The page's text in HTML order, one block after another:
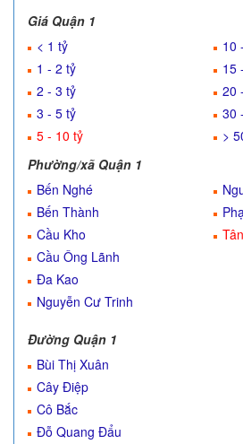
Giá Quận 1
< 1 tỷ
1 - 2 tỷ
2 - 3 tỷ
3 - 5 tỷ
5 - 10 tỷ
10
15
20
30
>
Phường/xã Quận 1
Bến Nghé
Bến Thành
Cầu Kho
Cầu Ông Lãnh
Đa Kao
Nguyễn Cư Trinh
Đường Quận 1
Bùi Thị Xuân
Cây Điệp
Cô Bắc
Đỗ Quang Đẩu